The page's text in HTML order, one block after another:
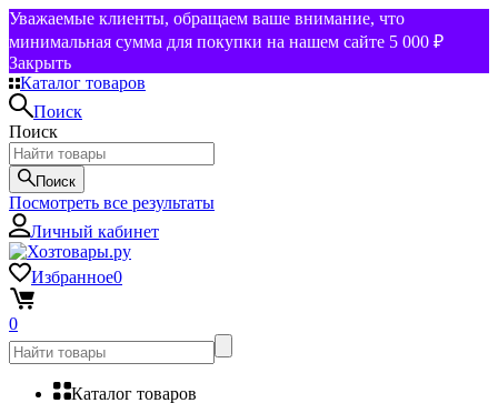
Уважаемые клиенты, обращаем ваше внимание, что
минимальная сумма для покупки на нашем сайте 5 000 ₽
Закрыть
Каталог товаров
Поиск
Поиск
Поиск
Посмотреть все результаты
Личный кабинет
Избранное0
0
Каталог товаров